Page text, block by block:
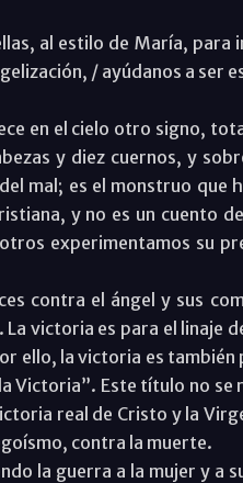
al estilo de María, para
/ ayúdanos a ser
en el cielo otro signo,
y diez cuernos, y
mal; es el monstruo que
y no es un cuento
experimentamos su
contra el ángel y sus
victoria es para el linaje
ello, la victoria es también
Victoria”. Este título no
real de Cristo y la
contra la muerte.
la guerra a la mujer y a